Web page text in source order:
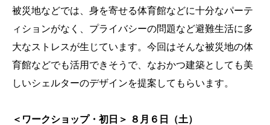
被災地などでは、身を寄せる体育館などに十分なパーテ
ィションがなく、プライバシーの問題など避難生活に多
大なストレスが生じています。今回はそんな被災地の体
育館などでも活用できそうで、なおかつ建築としても美
しいシェルターのデザインを提案してもらいます。
＜ワークショップ・初日＞ ８月６日（土）